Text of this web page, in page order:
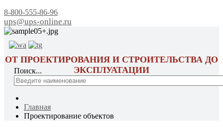
8-800-555-86-96
ups@ups-online.ru
ОТ ПРОЕКТИРОВАНИЯ И СТРОИТЕЛЬСТВА ДО
ЭКСПЛУАТАЦИИ
Поиск...
Главная
Проектирование объектов